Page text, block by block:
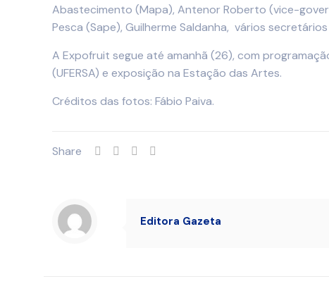
Abastecimento (Mapa), Antenor Roberto (vice-
Pesca (Sape), Guilherme Saldanha, vários
A Expofruit segue até amanhã (26), com
(UFERSA) e exposição na Estação das Artes.
Créditos das fotos: Fábio Paiva.
Share
Editora Gazeta